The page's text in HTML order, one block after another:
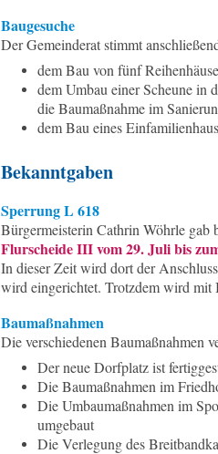
Baugesuche
Der Gemeinderat stimmt
dem Bau von fünf
dem Umbau einer Scheune in
die Baumaßnahme im
dem Bau eines
Bekanntgaben
Sperrung L 618
Bürgermeisterin Cathrin Wöhrle gab
Flurscheide III vom 29. Juli bis
In dieser Zeit wird dort der
wird eingerichtet. Trotzdem wird mit
Baumaßnahmen
Die verschiedenen Baumaßnahmen
Der neue Dorfplatz ist
Die Baumaßnahmen im
Die Umbaumaßnahmen im
umgebaut
Die Verlegung des